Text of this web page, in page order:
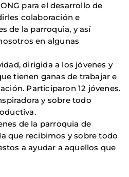
para el desarrollo de
colaboración e
de la parroquia, y así
en algunas
dirigida a los jóvenes y
tienen ganas de trabajar e
Participaron 12 jóvenes.
y sobre todo
de la parroquia de
que recibimos y sobre todo
a ayudar a aquellos que